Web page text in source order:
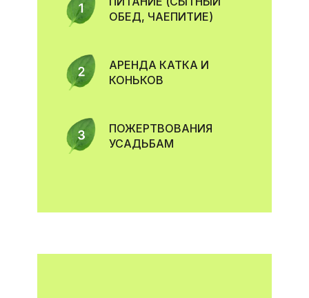
ОБЕД, ЧАЕПИТИЕ)
АРЕНДА КАТКА И
КОНЬКОВ
ПОЖЕРТВОВАНИЯ
УСАДЬБАМ